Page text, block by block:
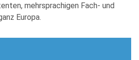
mehrsprachigen Fach- und
Europa.